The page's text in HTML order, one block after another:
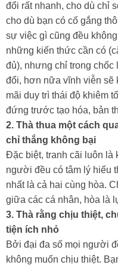
đổi rất nhanh, cho dù chỉ
cho dù bạn có cố gắng
sự việc gì cũng đều
những kiến thức cần có
đủ), nhưng chỉ trong chốc
đổi, hơn nữa vĩnh viễn sẽ
mãi duy trì thái độ khiêm
đứng trước tạo hóa, bản
2. Thà thua một cách
chỉ thắng không bại
Đặc biệt, tranh cãi luôn là
người đều có tâm lý hiếu
nhất là cả hai cùng hòa.
giữa các cá nhân, hòa là
3. Thà rằng chịu thiệt,
tiện ích nhỏ
Bởi đại đa số mọi người
không muốn chịu thiệt.